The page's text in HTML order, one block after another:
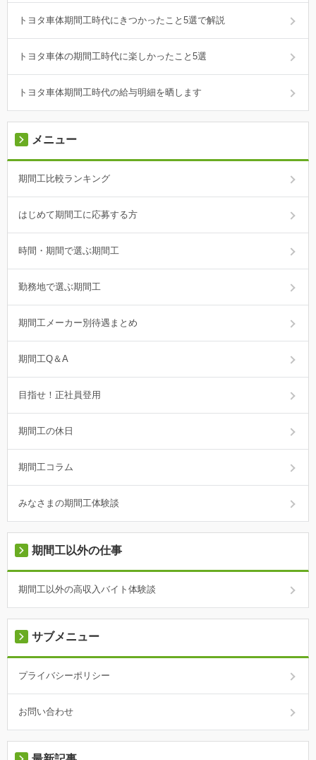
トヨタ車体期間工時代にきつかったこと5選で解説
トヨタ車体の期間工時代に楽しかったこと5選
トヨタ車体期間工時代の給与明細を晒します
メニュー
期間工比較ランキング
はじめて期間工に応募する方
時間・期間で選ぶ期間工
勤務地で選ぶ期間工
期間工メーカー別待遇まとめ
期間工Q＆A
目指せ！正社員登用
期間工の休日
期間工コラム
みなさまの期間工体験談
期間工以外の仕事
期間工以外の高収入バイト体験談
サブメニュー
プライバシーポリシー
お問い合わせ